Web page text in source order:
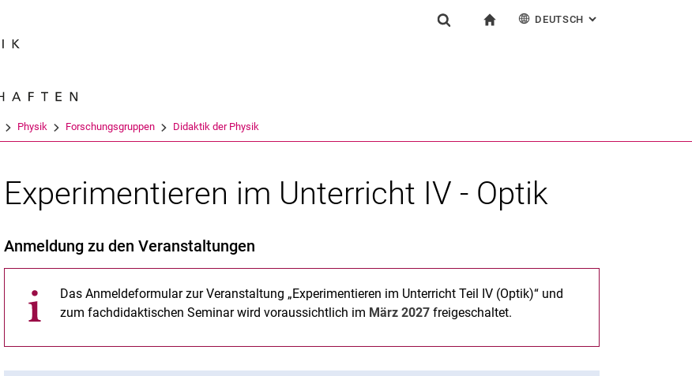
DEUTSCH : ALTERNATIVE
Physik Forschungsgruppen Didaktik der Physik
Experimentieren im Unterricht IV - Optik
Anmeldung zu den Veranstaltungen
Das Anmeldeformular zur Veranstaltung „Experimentieren im Unterricht Teil IV (Optik)“ und
zum fachdidaktischen Seminar wird voraussichtlich im März 2027 freigeschaltet.